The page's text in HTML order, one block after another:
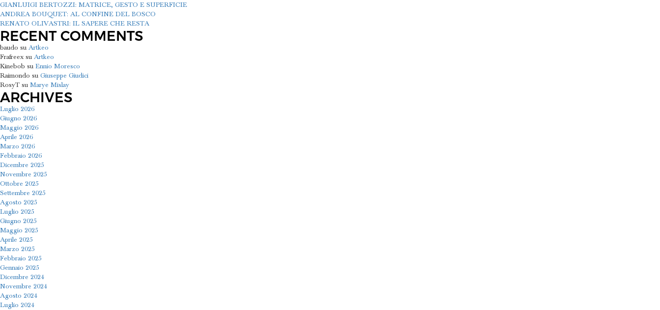
GIANLUIGI BERTOZZI: MATRICE, GESTO E SUPERFICIE
ANDREA BOUQUET: AL CONFINE DEL BOSCO
RENATO OLIVASTRI: IL SAPERE CHE RESTA
RECENT COMMENTS
baudo su Artkeo
Frafreex su Artkeo
Kinebob su Ennio Moresco
Raimondo su Giuseppe Giudici
RosyT su Marye Mislay
ARCHIVES
Luglio 2026
Giugno 2026
Maggio 2026
Aprile 2026
Marzo 2026
Febbraio 2026
Dicembre 2025
Novembre 2025
Ottobre 2025
Settembre 2025
Agosto 2025
Luglio 2025
Giugno 2025
Maggio 2025
Aprile 2025
Marzo 2025
Febbraio 2025
Gennaio 2025
Dicembre 2024
Novembre 2024
Agosto 2024
Luglio 2024